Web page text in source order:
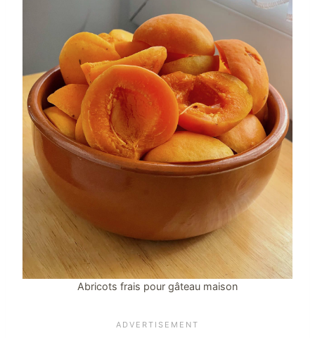
Abricots frais pour gâteau maison